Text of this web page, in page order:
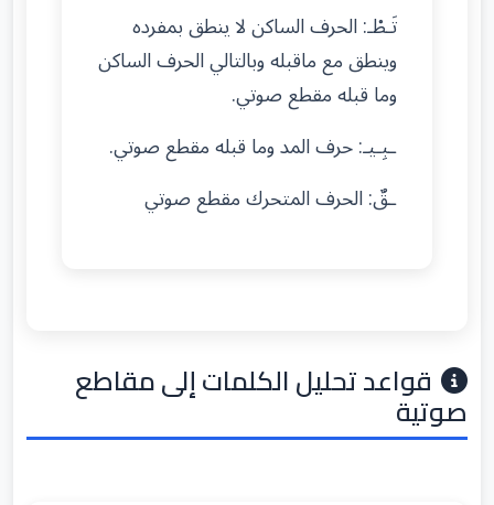
تَـطْـ: الحرف الساكن لا ينطق بمفرده
وينطق مع ماقبله وبالتالي الحرف الساكن
وما قبله مقطع صوتي.
ـبِـيـ: حرف المد وما قبله مقطع صوتي.
ـقٌ: الحرف المتحرك مقطع صوتي
قواعد تحليل الكلمات إلى مقاطع
صوتية